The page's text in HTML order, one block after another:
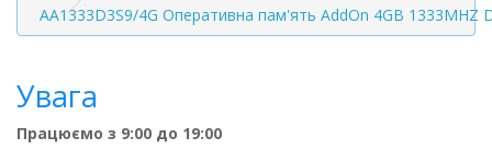
AA1333D3S9/4G Оперативна пам'ять AddOn 4GB
Увага
Працюємо з 9:00 до 19:00